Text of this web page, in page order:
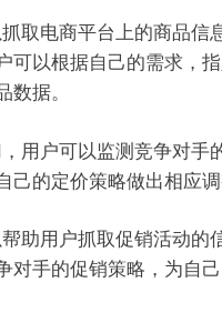
电商平台上的商品信
可以根据自己的需求，
据。
户可以监测竞争对手
己的定价策略做出相应
用户抓取促销活动的
对手的促销策略，为自